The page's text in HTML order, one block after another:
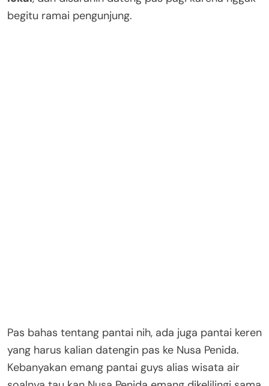
begitu ramai pengunjung.
Pas bahas tentang pantai nih, ada juga pantai keren
yang harus kalian datengin pas ke Nusa Penida.
Kebanyakan emang pantai guys alias wisata air